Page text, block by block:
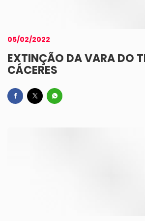
05/02/2022
EXTINÇÃO DA VARA DO
CÁCERES